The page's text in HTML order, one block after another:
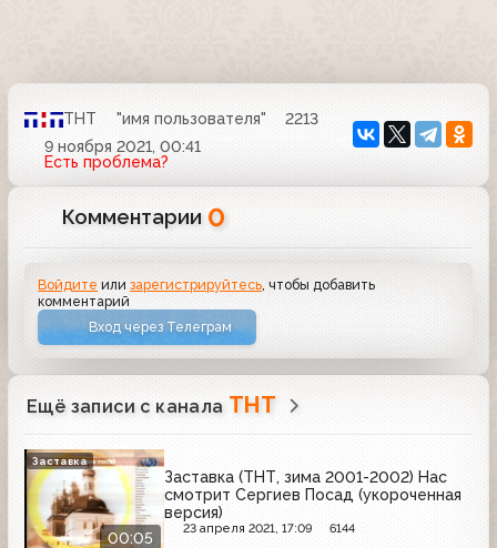
ТНТ "имя пользователя"
2213
9 ноября 2021, 00:41
Есть проблема?
Комментарии 0
Войдите илизарегистрируйтесь , чтобы добавить
комментарий
Вход через Телеграм
Ещё записи с канала ТНТ
00:05
Заставка (ТНТ, зима 2001-2002) Нас
смотрит Сергиев Посад (укороченная
версия)
23 апреля 2021, 17:09 6144
Заставка